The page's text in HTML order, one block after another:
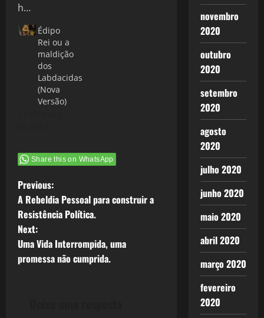
Édipo
Rei ou a
maldição
dos
Labdacidas
(Nova
Versão)
Share this on WhatsApp
P
o
s
t
Previous:
A Rebeldia Pessoal para construir a
Resistência Política.
Next:
Uma Vida Interrompida, uma
promessa não cumprida.
novembro
2020
outubro
2020
setembro
2020
agosto
2020
julho 2020
junho 2020
maio 2020
abril 2020
março 2020
fevereiro
2020